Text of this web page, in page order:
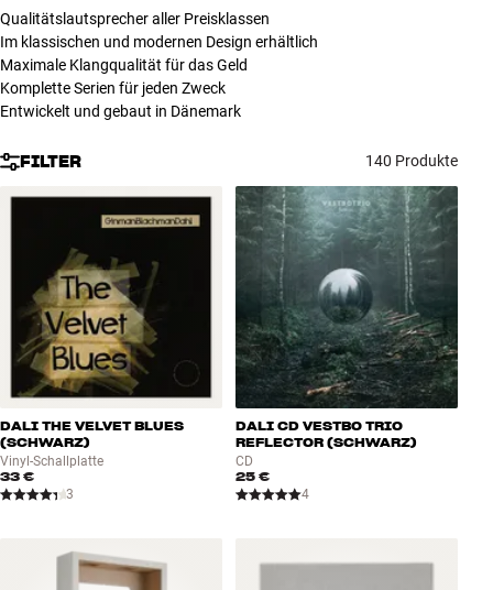
Zubehör
INSPIRATION
MARKEN
NEUHEITEN
ANGEBOTE
Store Finden
Kundendienst
Anmelden
Bauen mit Klang
Qualitätslautsprecher aller Preisklassen
Im klassischen und modernen Design erhältlich
Maximale Klangqualität für das Geld
Komplette Serien für jeden Zweck
Entwickelt und gebaut in Dänemark
FILTER 140 Produkte
DALI THE VELVET BLUES
(SCHWARZ)
Vinyl-Schallplatte
33 €
3
DALI CD VESTBO TRIO
REFLECTOR (SCHWARZ)
CD
25 €
4